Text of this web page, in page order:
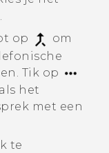
op
om
Tik op
het
met een
te